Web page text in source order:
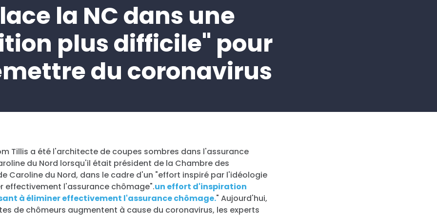
la NC dans une
plus difficile" pour
du coronavirus
Tillis a été l'architecte de coupes sombres dans l'assurance
du Nord lorsqu'il était président de la Chambre des
Caroline du Nord, dans le cadre d'un "effort inspiré par l'idéologie
effectivement l'assurance chômage".un effort d'inspiration
à éliminer effectivement l'assurance chômage." Aujourd'hui,
de chômeurs augmentent à cause du coronavirus, les experts